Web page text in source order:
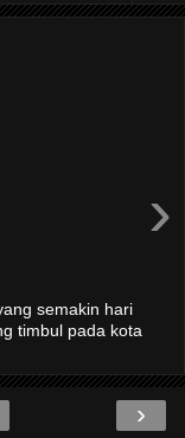
›
semakin hari
timbul pada kota
›